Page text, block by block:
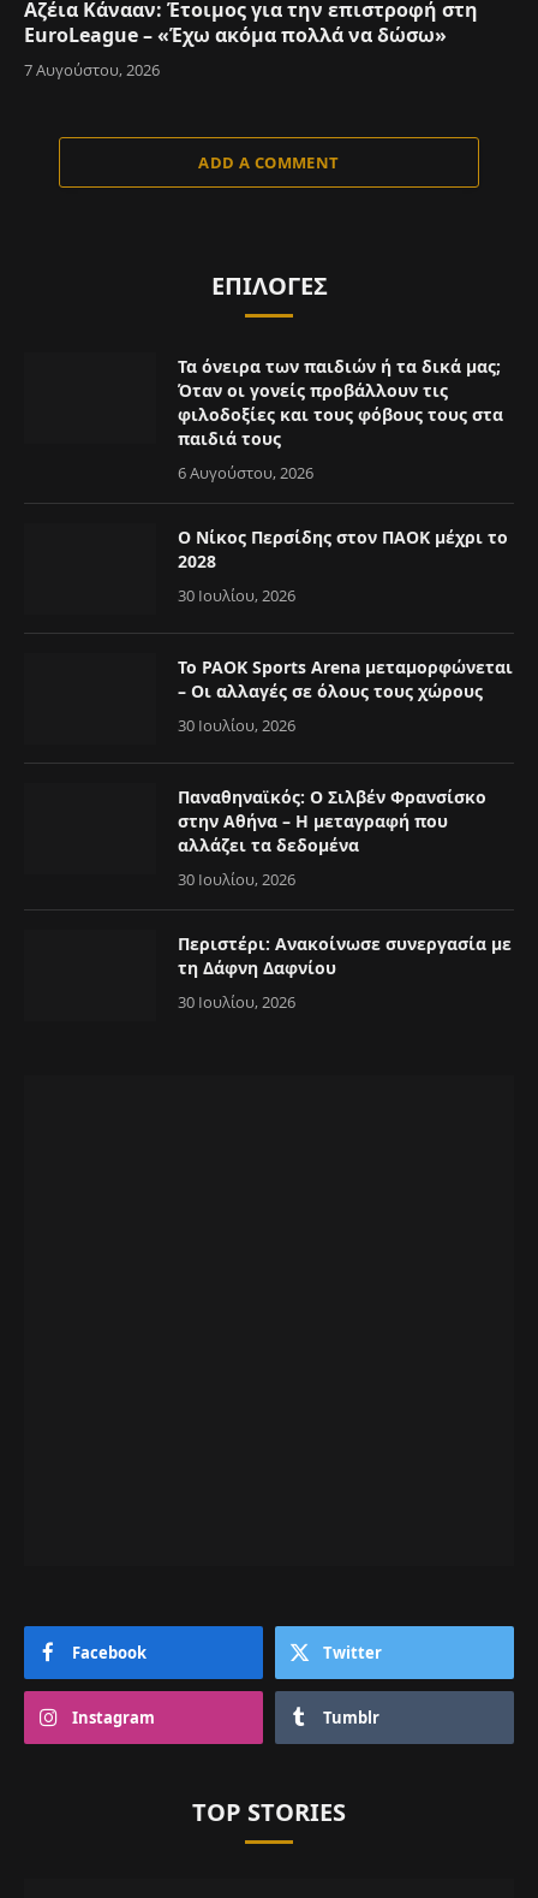
Αζέια Κάνααν: Έτοιμος για την επιστροφή στη
EuroLeague – «Έχω ακόμα πολλά να δώσω»
7 Αυγούστου, 2026
ADD A COMMENT
ΕΠΙΛΟΓΈΣ
Τα όνειρα των παιδιών ή τα δικά μας;
Όταν οι γονείς προβάλλουν τις
φιλοδοξίες και τους φόβους τους στα
παιδιά τους
6 Αυγούστου, 2026
Ο Νίκος Περσίδης στον ΠΑΟΚ μέχρι το
2028
30 Ιουλίου, 2026
Το PAOK Sports Arena μεταμορφώνεται
– Οι αλλαγές σε όλους τους χώρους
30 Ιουλίου, 2026
Παναθηναϊκός: Ο Σιλβέν Φρανσίσκο
στην Αθήνα – Η μεταγραφή που
αλλάζει τα δεδομένα
30 Ιουλίου, 2026
Περιστέρι: Ανακοίνωσε συνεργασία με
τη Δάφνη Δαφνίου
30 Ιουλίου, 2026
Facebook Twitter
Instagram Tumblr
TOP STORIES